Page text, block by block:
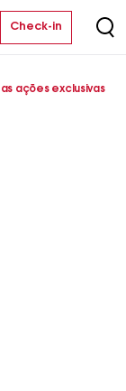
Check-in
ações exclusivas